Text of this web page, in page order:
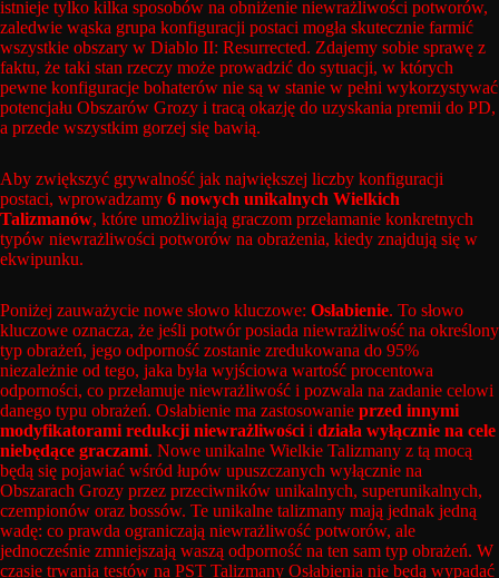
istnieje tylko kilka sposobów na obniżenie niewrażliwości potworów,
zaledwie wąska grupa konfiguracji postaci mogła skutecznie farmić
wszystkie obszary w Diablo II: Resurrected. Zdajemy sobie sprawę z
faktu, że taki stan rzeczy może prowadzić do sytuacji, w których
pewne konfiguracje bohaterów nie są w stanie w pełni wykorzystywać
potencjału Obszarów Grozy i tracą okazję do uzyskania premii do PD,
a przede wszystkim gorzej się bawią.
Aby zwiększyć grywalność jak największej liczby konfiguracji
postaci, wprowadzamy 6 nowych unikalnych Wielkich
Talizmanów, które umożliwiają graczom przełamanie konkretnych
typów niewrażliwości potworów na obrażenia, kiedy znajdują się w
ekwipunku.
Poniżej zauważycie nowe słowo kluczowe: Osłabienie. To słowo
kluczowe oznacza, że jeśli potwór posiada niewrażliwość na określony
typ obrażeń, jego odporność zostanie zredukowana do 95%
niezależnie od tego, jaka była wyjściowa wartość procentowa
odporności, co przełamuje niewrażliwość i pozwala na zadanie celowi
danego typu obrażeń. Osłabienie ma zastosowanie przed innymi
modyfikatorami redukcji niewrażliwości i działa wyłącznie na cele
niebędące graczami. Nowe unikalne Wielkie Talizmany z tą mocą
będą się pojawiać wśród łupów upuszczanych wyłącznie na
Obszarach Grozy przez przeciwników unikalnych, superunikalnych,
czempionów oraz bossów. Te unikalne talizmany mają jednak jedną
wadę: co prawda ograniczają niewrażliwość potworów, ale
jednocześnie zmniejszają waszą odporność na ten sam typ obrażeń. W
czasie trwania testów na PST Talizmany Osłabienia nie będą wypadać